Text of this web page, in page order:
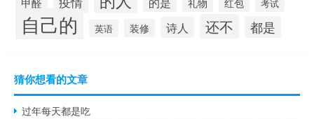
礼物 红包 考试
自己的 英语 装修 诗人 还不 都是
猜你想看的文章
过年每天都是吃